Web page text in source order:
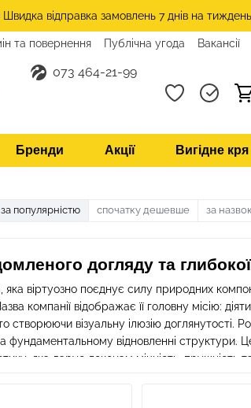
відправка замовлень 7 днів на тиждень
та повернення Публічна угода
Вакансії
073 464-21-99
Бренди Акції Вигідне кря
за популярністю спочатку дешевше за
догляду та глибокої
віртуозно поєднує силу природних
компанії відображає її головну місію:
візуальну ілюзію доглянутості.
фундаментальному відновленні структури.
яка дарує локонам міцність, пружність